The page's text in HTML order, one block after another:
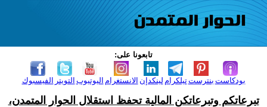
تابعونا على:
الفيسبوك التويتر اليوتيوب الانستغرام لينكدإن تيلكرامبنترست بودكاست
تبرعاتكم وتبرعاتكن المالية تحفظ استقلال الحوار المتمدن،